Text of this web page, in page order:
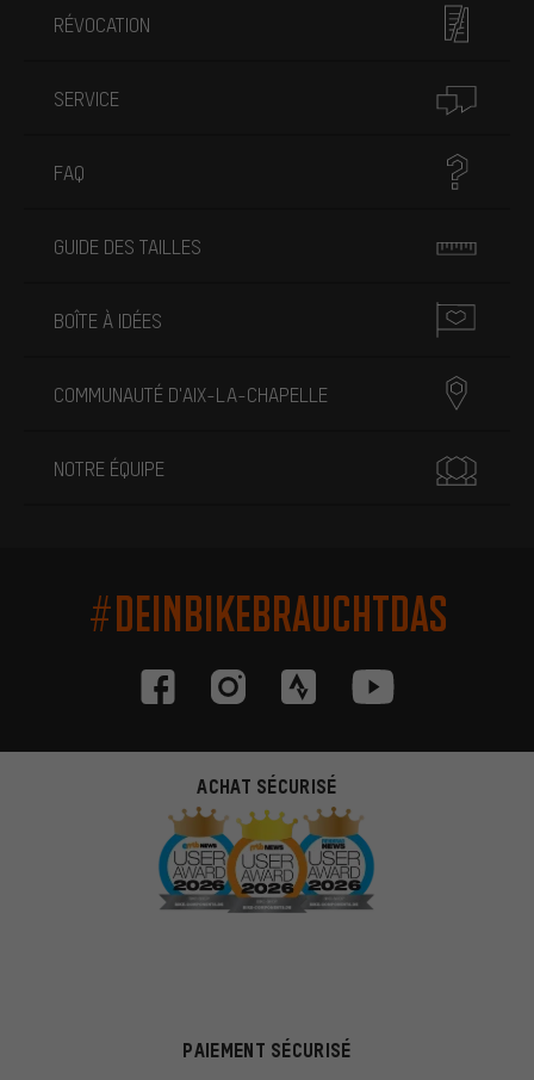
RÉVOCATION
SERVICE
FAQ
GUIDE DES TAILLES
BOÎTE À IDÉES
COMMUNAUTÉ D'AIX-LA-CHAPELLE
NOTRE ÉQUIPE
#DEINBIKEBRAUCHTDAS
ACHAT SÉCURISÉ
PAIEMENT SÉCURISÉ